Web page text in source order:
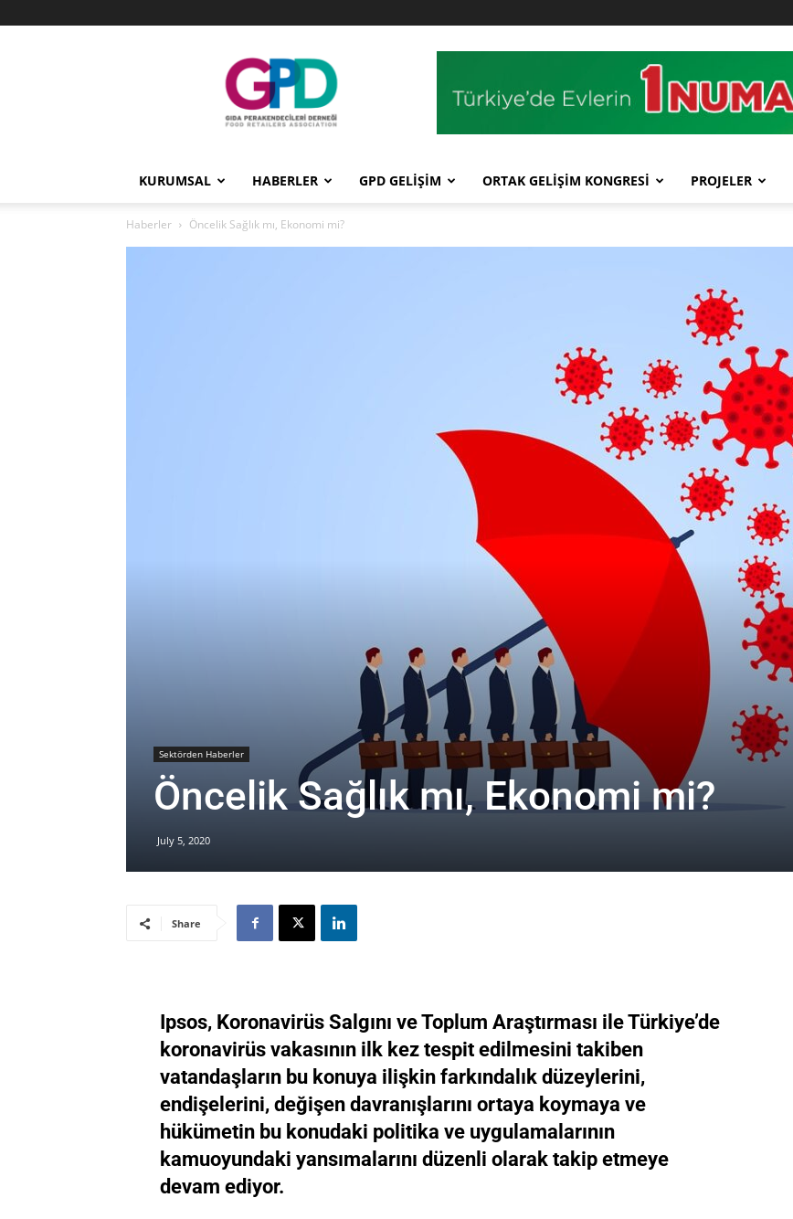
GPD
KURUMSAL HABERLER GPD GELİŞİM ORTAK GELİŞİM KONGRESİ PROJELER
Haberler Öncelik Sağlık mı, Ekonomi mi?
Sektörden Haberler
Öncelik Sağlık mı, Ekonomi mi?
July 5, 2020
Share
Ipsos, Koronavirüs Salgını ve Toplum Araştırması ile Türkiye’de
koronavirüs vakasının ilk kez tespit edilmesini takiben
vatandaşların bu konuya ilişkin farkındalık düzeylerini,
endişelerini, değişen davranışlarını ortaya koymaya ve
hükümetin bu konudaki politika ve uygulamalarının
kamuoyundaki yansımalarını düzenli olarak takip etmeye
devam ediyor.